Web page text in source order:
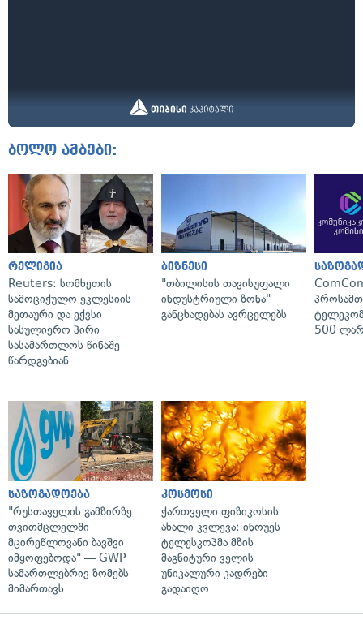
ბოლო ამბები:
რელიგია
Reuters: სომხეთის
სამოციქულო ეკლესიის
მეთაური და ექვსი
სასულიერო პირი
სასამართლოს წინაშე
წარდგებიან
ბიზნესი
"თბილისის თავისუფალი
ინდუსტრიული ზონა"
განცხადებას ავრცელებს
500
საზოგადოება
"რუსთაველის გამზირზე
თვითმცლელში
მცირეწლოვანი ბავშვი
იმყოფებოდა" — GWP
სამართლებრივ ზომებს
მიმართავს
კოსმოსი
ქართველი ფიზიკოსის
ახალი კვლევა: ინოუეს
ტელესკოპმა მზის
მაგნიტური ველის
უნიკალური კადრები
გადაიღო